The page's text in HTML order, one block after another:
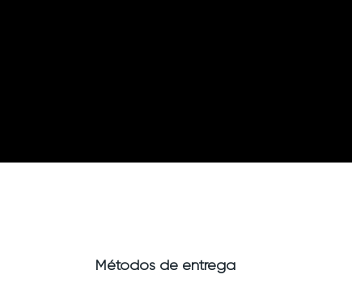
Métodos de entrega